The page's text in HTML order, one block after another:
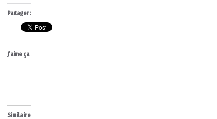
Partager :
J’aime ça :
Similaire